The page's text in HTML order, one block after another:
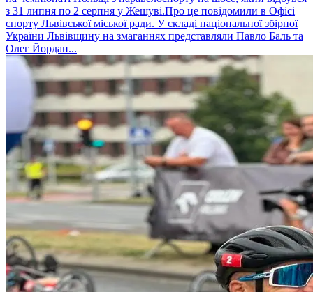
з 31 липня по 2 серпня у Жешуві.Про це повідомили в Офісі
спорту Львівської міської ради. У складі національної збірної
України Львівщину на змаганнях представляли Павло Баль та
Олег Йордан...